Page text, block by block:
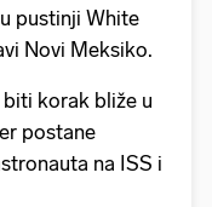
pustinji White
Novi Meksiko.
biti korak bliže u
postane
na ISS i